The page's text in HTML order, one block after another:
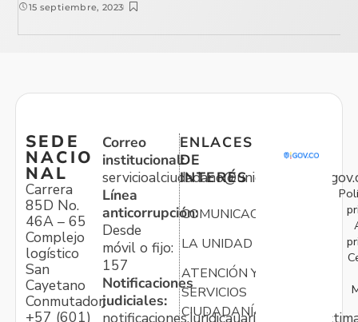
15 septiembre, 2023
SEDE
NACIO
NAL
Carrera
85D No.
46A – 65
Complejo
logístico
San
Cayetano
Conmutador:
+57 (601)
Correo
institucional:
Línea
anticorrupción:
Desde
móvil o fijo:
157
Notificaciones
judiciales:
ENLACES
DE
INTERÉS
COMUNICACIONES
LA UNIDAD
ATENCIÓN Y
SERVICIOS
CIUDADANÍA